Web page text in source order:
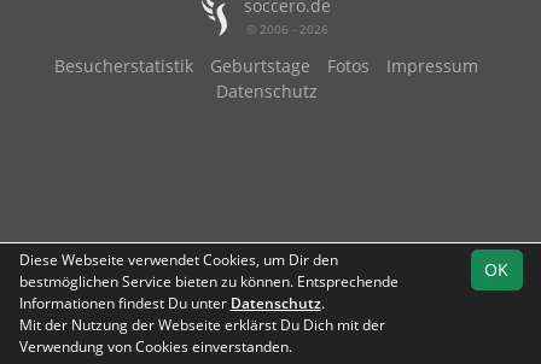
soccero.de
© 2006 - 2026
Besucherstatistik Geburtstage Fotos
Impressum
Datenschutz
OK
Diese Webseite verwendet Cookies, um Dir den
bestmöglichen Service bieten zu können. Entsprechende
Informationen findest Du unter Datenschutz.
Mit der Nutzung der Webseite erklärst Du Dich mit der
Verwendung von Cookies einverstanden.